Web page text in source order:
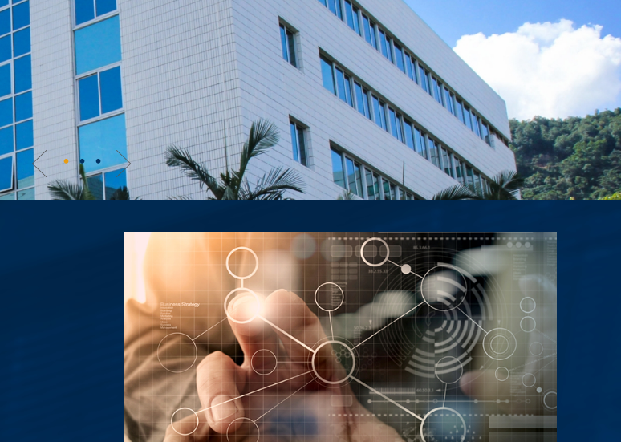
Previous
1 2 3 Next